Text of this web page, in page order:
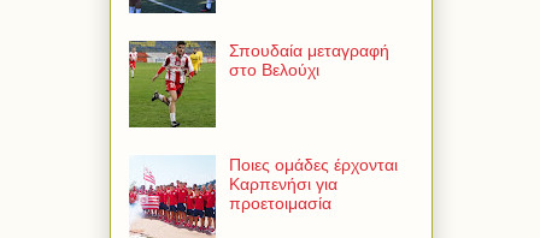
Σπουδαία μεταγραφή
στο Βελούχι
Ποιες ομάδες έρχονται
Καρπενήσι για
προετοιμασία